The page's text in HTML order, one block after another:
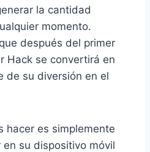
la cantidad
momento.
después del primer
Hack se convertirá en
de su diversión en el
hacer es simplemente
su dispositivo móvil